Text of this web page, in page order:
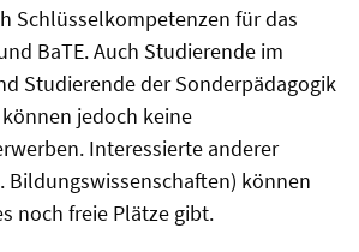
Schlüsselkompetenzen für das
BaTE. Auch Studierende im
Studierende der Sonderpädagogik
jedoch keine
Interessierte anderer
Bildungswissenschaften) können
noch freie Plätze gibt.